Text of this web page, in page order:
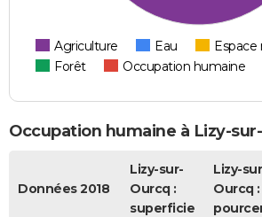
Agriculture Eau
Espace
Forêt
Occupation humaine
Occupation humaine à Lizy-
Données 2018
Lizy-sur-
Ourcq :
superficie
Lizy-
Ourcq :